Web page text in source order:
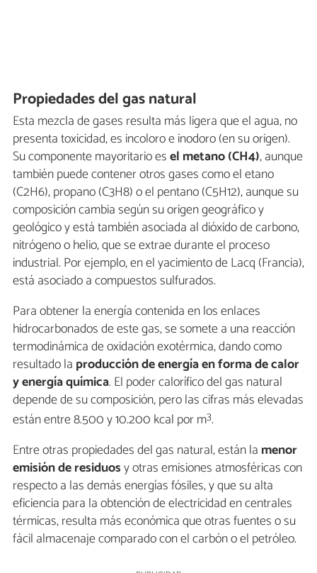
Propiedades del gas natural
Esta mezcla de gases resulta más ligera que el agua, no
presenta toxicidad, es incoloro e inodoro (en su origen).
Su componente mayoritario esel metano (CH4), aunque
también puede contener otros gases como el etano
(C2H6), propano (C3H8) o el pentano (C5H12), aunque su
composición cambia según su origen geográfico y
geológico y está también asociada al dióxido de carbono,
nitrógeno o helio, que se extrae durante el proceso
industrial. Por ejemplo, en el yacimiento de Lacq (Francia),
está asociado a compuestos sulfurados.
Para obtener la energía contenida en los enlaces
hidrocarbonados de este gas, se somete a una reacción
termodinámica de oxidación exotérmica, dando como
resultado la producción de energía en forma de calor
y energía química. El poder calorífico del gas natural
depende de su composición, pero las cifras más elevadas
están entre 8.500 y 10.200 kcal por m3.
Entre otras propiedades del gas natural, están la menor
emisión de residuosy otras emisiones atmosféricas con
respecto a las demás energías fósiles, y que su alta
eficiencia para la obtención de electricidad en centrales
térmicas, resulta más económica que otras fuentes o su
fácil almacenaje comparado con el carbón o el petróleo.